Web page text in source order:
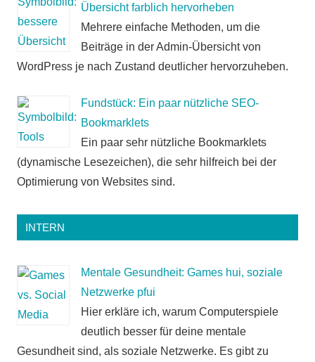
Übersicht farblich hervorheben
Mehrere einfache Methoden, um die
Beiträge in der Admin-Übersicht von
WordPress je nach Zustand deutlicher hervorzuheben.
Fundstück: Ein paar nützliche SEO-
Bookmarklets
Ein paar sehr nützliche Bookmarklets
(dynamische Lesezeichen), die sehr hilfreich bei der
Optimierung von Websites sind.
INTERN
Mentale Gesundheit: Games hui, soziale
Netzwerke pfui
Hier erkläre ich, warum Computerspiele
deutlich besser für deine mentale
Gesundheit sind, als soziale Netzwerke. Es gibt zu